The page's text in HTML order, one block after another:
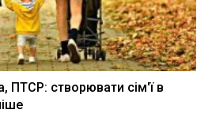
ПТСР: створювати сім'ї в